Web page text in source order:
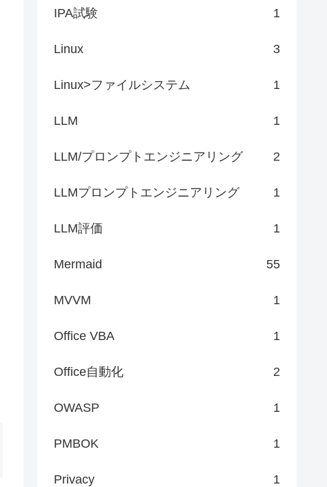
IPA試験 1
Linux 3
Linux>ファイルシステム 1
LLM 1
LLM/プロンプトエンジニアリング 2
LLMプロンプトエンジニアリング 1
LLM評価 1
Mermaid 55
MVVM 1
Office VBA 1
Office自動化 2
OWASP 1
PMBOK 1
Privacy 1